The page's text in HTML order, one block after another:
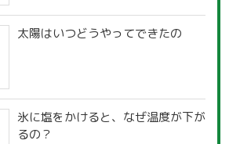
太陽はいつどうやってできたの
氷に塩をかけると、なぜ温度が下が
るの？